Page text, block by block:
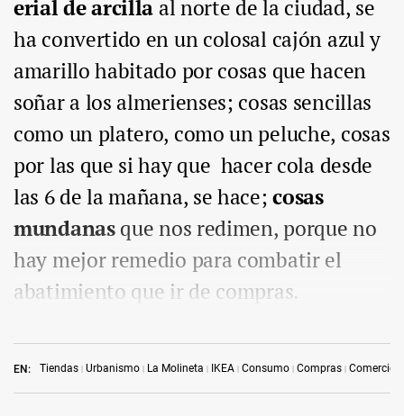
EN: Tiendas Urbanismo La Molineta IKEA Consumo Compras Comercio
erial de arcilla al norte de la ciudad, se
ha convertido en un colosal cajón azul y
amarillo habitado por cosas que hacen
soñar a los almerienses; cosas sencillas
como un platero, como un peluche, cosas
por las que si hay que hacer cola desde
las 6 de la mañana, se hace;cosas
mundanasque nos redimen, porque no
hay mejor remedio para combatir el
abatimiento que ir de compras.